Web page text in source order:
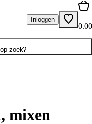
Inloggen
0.00
zoek?
mixen